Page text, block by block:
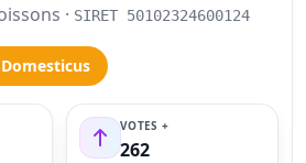
· SIRET 50102324600124
VOTES +
262